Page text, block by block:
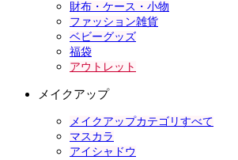
財布・ケース・小物
ファッション雑貨
ベビーグッズ
福袋
アウトレット
メイクアップ
メイクアップカテゴリすべて
マスカラ
アイシャドウ